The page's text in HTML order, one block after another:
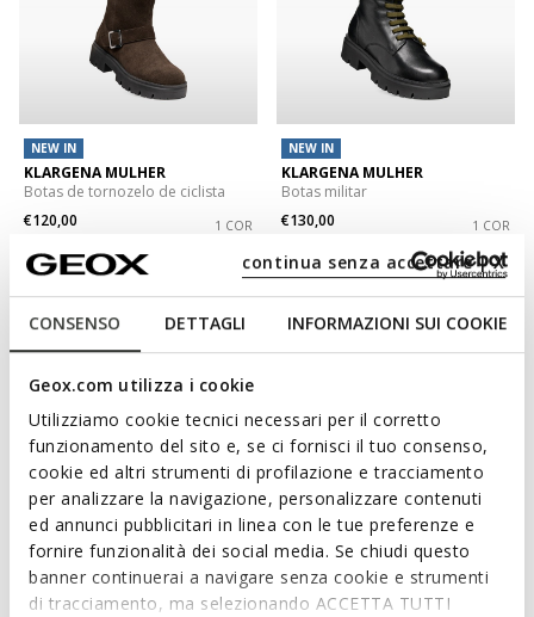
CONSENSO DETTAGLI INFORMAZIONI SUI COOKIE
Geox.com utilizza i cookie
Utilizziamo cookie tecnici necessari per il corretto
funzionamento del sito e, se ci fornisci il tuo consenso,
cookie ed altri strumenti di profilazione e tracciamento
per analizzare la navigazione, personalizzare contenuti
ed annunci pubblicitari in linea con le tue preferenze e
fornire funzionalità dei social media. Se chiudi questo
banner continuerai a navigare senza cookie e strumenti
di tracciamento, ma selezionando ACCETTA TUTTI
continua senza accettare | X
NEW IN
KLARGENA MULHER
Botas de tornozelo de ciclista
€120,00
1 COR
NEW IN
KLARGENA MULHER
Botas militar
€130,00
1 COR
SERILDA MULHER
Botas tornozelo com atacadores
€140,00
WALK PLEASURE 60 MULHER
Botas de tornozelo salto alto
€180,00